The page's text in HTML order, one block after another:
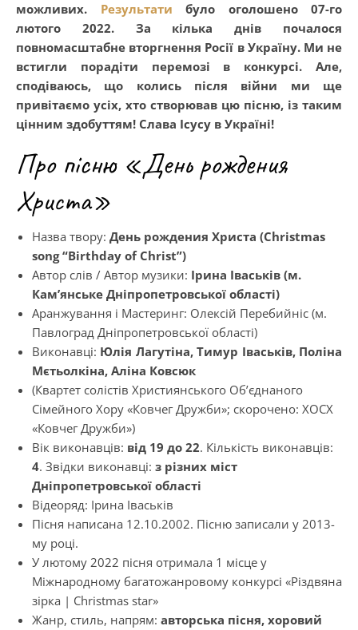
можливих. Результати було оголошено 07-го
лютого 2022. За кілька днів почалося
повномасштабне вторгнення Росії в Україну. Ми не
встигли порадіти перемозі в конкурсі. Але,
сподіваюсь, що колись після війни ми ще
привітаємо усіх, хто створював цю пісню, із таким
цінним здобуттям! Слава Ісусу в Україні!
Про пісню «День рождения
Христа»
Назва твору: День рождения Христа (Christmas
song “Birthday of Christ”)
Автор слів / Автор музики: Ірина Іваськів (м.
Кам’янське Дніпропетровської області)
Аранжування і Мастеринг: Олексій Перебийніс (м.
Павлоград Дніпропетровської області)
Виконавці: Юлія Лагутіна, Тимур Іваськів, Поліна
Мєтьолкіна, Аліна Ковсюк
(Квартет солістів Християнського Об’єднаного
Сімейного Хору «Ковчег Дружби»; скорочено: ХОСХ
«Ковчег Дружби»)
Вік виконавців: від 19 до 22. Кількість виконавців:
4. Звідки виконавці: з різних міст
Дніпропетровської області
Відеоряд: Ірина Іваськів
Пісня написана 12.10.2002. Пісню записали у 2013-
му році.
У лютому 2022 пісня отримала 1 місце у
Міжнародному багатожанровому конкурсі «Різдвяна
зірка | Christmas star»
Жанр, стиль, напрям: авторська пісня, хоровий